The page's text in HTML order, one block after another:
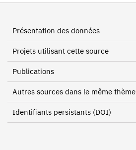
Présentation des données
Projets utilisant cette source
Publications
Autres sources dans le même thème
Identifiants persistants (DOI)